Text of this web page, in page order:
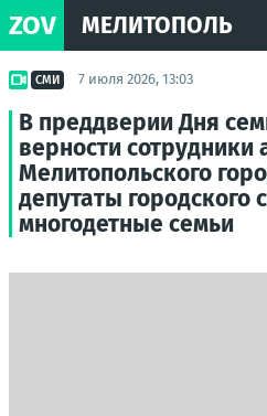
ZOV МЕЛИТОПОЛЬ
СМИ 7 июля 2026, 13:03
В преддверии Дня
верности сотрудники
Мелитопольского
депутаты городского
многодетные семьи